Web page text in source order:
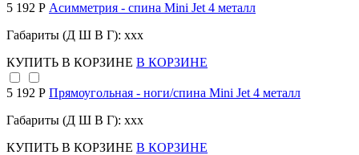
5 192 Р Асимметрия - спина Mini Jet 4 металл
Габариты (Д Ш В Г): xxx
КУПИТЬ В КОРЗИНЕ В КОРЗИНЕ
5 192 Р Прямоугольная - ноги/спина Mini Jet 4 металл
Габариты (Д Ш В Г): xxx
КУПИТЬ В КОРЗИНЕ В КОРЗИНЕ